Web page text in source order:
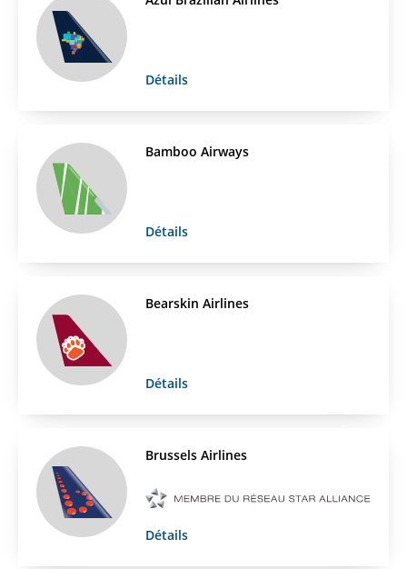
Détails
Bamboo Airways
Détails
Bearskin Airlines
Détails
Brussels Airlines
Détails